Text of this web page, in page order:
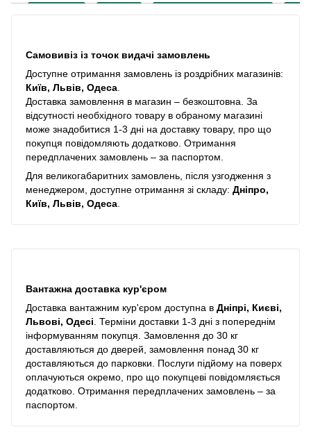
Самовивіз із точок видачі замовлень
Доступне отримання замовлень із роздрібних магазинів:
Київ, Львів, Одеса
Доставка замовлення в магазин – безкоштовна. За
відсутності необхідного товару в обраному магазині
може знадобитися 1-3 дні на доставку товару, про що
покупця повідомляють додатково. Отримання
передплачених замовлень – за паспортом.
Для великогабаритних замовлень, після узгодження з
менеджером, доступне отримання зі складу: Дніпро,
Київ, Львів, Одеса
Вантажна доставка кур'єром
Доставка вантажним кур'єром доступна в Дніпрі, Києві,
Львові, Одесі . Терміни доставки 1-3 дні з попереднім
інформуванням покупця. Замовлення до 30 кг
доставляються до дверей, замовлення понад 30 кг
доставляються до парковки. Послуги підйому на поверх
оплачуються окремо, про що покупцеві повідомляється
додатково. Отримання передплачених замовлень – за
паспортом.